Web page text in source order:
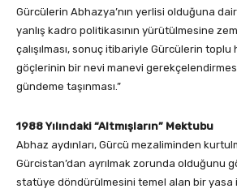
Gürcülerin Abhazya’nın yerlisi olduğuna dair
yanlış kadro politikasının yürütülmesine
çalışılması, sonuç itibariyle Gürcülerin toplu
göçlerinin bir nevi manevi
gündeme taşınması.”
1988 Yılındaki “Altmışların” Mektubu
Abhaz aydınları, Gürcü mezaliminden
Gürcistan’dan ayrılmak zorunda olduğunu
statüye döndürülmesini temel alan bir yasa